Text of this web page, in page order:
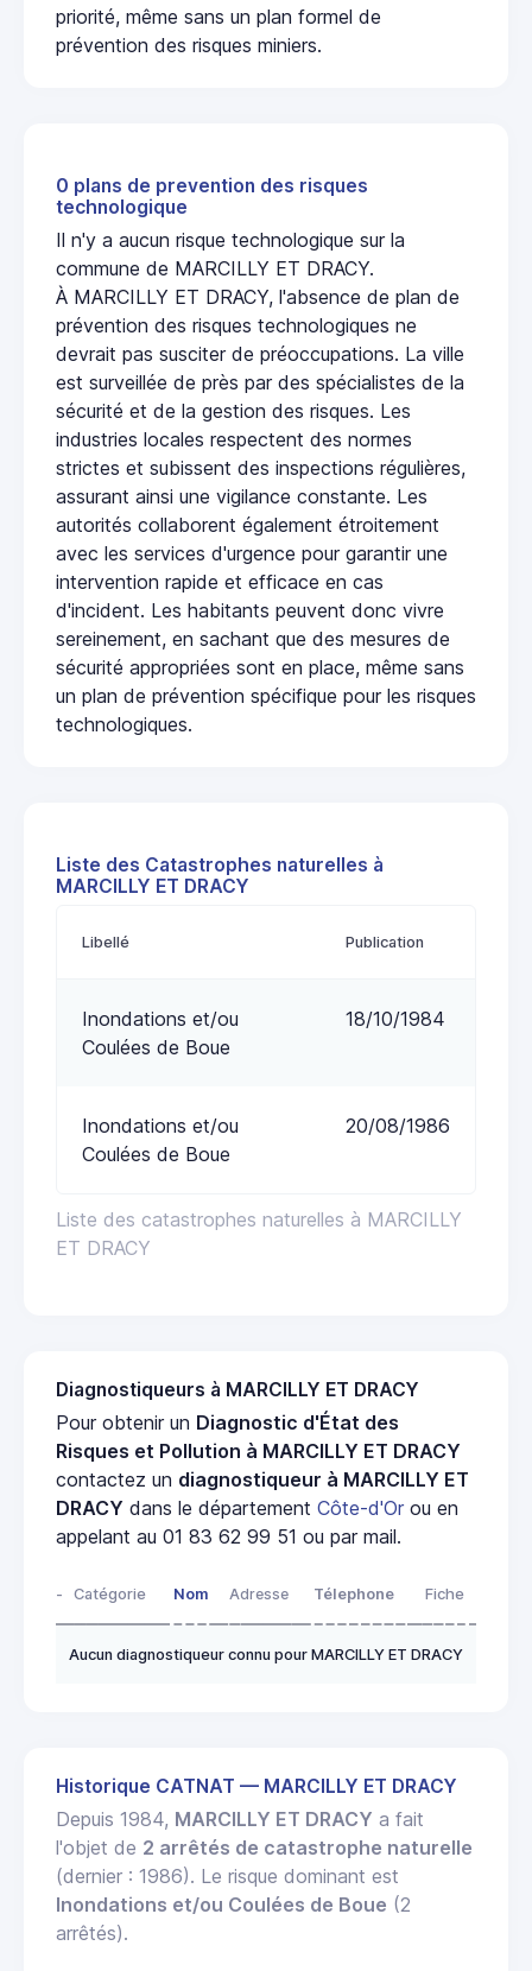
priorité, même sans un plan formel de
prévention des risques miniers.
0 plans de prevention des risques
technologique
Il n'y a aucun risque technologique sur la
commune de MARCILLY ET DRACY.
À MARCILLY ET DRACY, l'absence de plan de
prévention des risques technologiques ne
devrait pas susciter de préoccupations. La ville
est surveillée de près par des spécialistes de la
sécurité et de la gestion des risques. Les
industries locales respectent des normes
strictes et subissent des inspections régulières,
assurant ainsi une vigilance constante. Les
autorités collaborent également étroitement
avec les services d'urgence pour garantir une
intervention rapide et efficace en cas
d'incident. Les habitants peuvent donc vivre
sereinement, en sachant que des mesures de
sécurité appropriées sont en place, même sans
un plan de prévention spécifique pour les risques
technologiques.
Liste des Catastrophes naturelles à
MARCILLY ET DRACY
Liste des catastrophes naturelles à MARCILLY
ET DRACY
Libellé Publication
Inondations et/ou
Coulées de Boue
18/10/1984
Inondations et/ou
Coulées de Boue
20/08/1986
Diagnostiqueurs à MARCILLY ET DRACY
Pour obtenir un Diagnostic d'État des
Risques et Pollution à MARCILLY ET DRACY
contactez un diagnostiqueur à MARCILLY ET
DRACY dans le département Côte-d'Or ou en
appelant au 01 83 62 99 51 ou par mail.
- Catégorie Nom Adresse Télephone Fiche
Aucun diagnostiqueur connu pour MARCILLY ET DRACY
Historique CATNAT — MARCILLY ET DRACY
Depuis 1984, MARCILLY ET DRACY a fait
l'objet de 2 arrêtés de catastrophe naturelle
(dernier : 1986). Le risque dominant est
Inondations et/ou Coulées de Boue (2
arrêtés).